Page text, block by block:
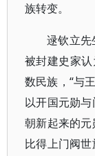
族转变。
逯钦立先
被封建史家
数民族，“与
以开国元勋
朝新起来的
比得上门阀